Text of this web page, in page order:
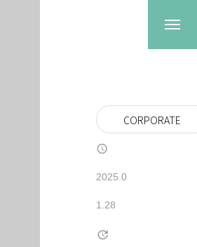
CORPORATE
2025.0
1.28